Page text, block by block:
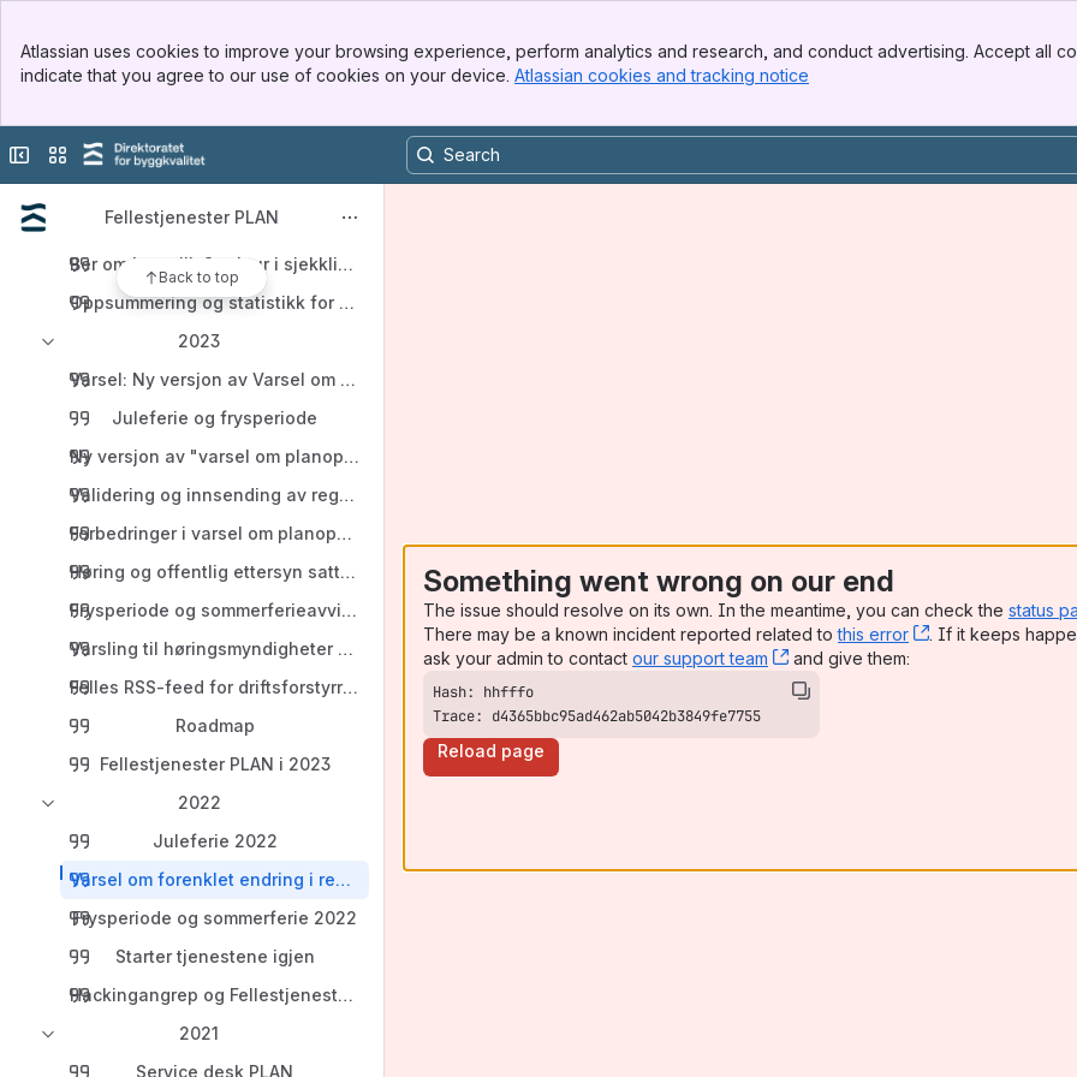
Top Bar
Sidebar
Atlassian uses cookies to improve your browsing experience, perform analytics and research, and conduct advertising. Accept all
indicate that you agree to our use of cookies on your device. Atlassian cookies and tracking notice
Collapse sidebar
Switch sites or apps
Fellestjenester PLAN
Back to top
2024
Løst: Varsel om oppstart av reguleringsplanarbeid, uten varselbrev og vedlegg
Åpner for innsending av sosi-filer
Versjon 2 av Varsel om oppstart av reguleringsplanarbeid er i drift
Ber om innspill: Struktur i sjekklistene
Oppsummering og statistikk for 2023
2023
Varsel: Ny versjon av Varsel om planoppstart i TEST
Juleferie og frysperiode
Ny versjon av "varsel om planoppstart" til Altinn 3
Validering og innsending av reguleringsplanforslag er satt i drift
Forbedringer i varsel om planoppstart prodsatt
Høring og offentlig ettersyn satt i drift
Frysperiode og sommerferieavvikling
Varsling til høringsmyndigheter er nå i drift
Felles RSS-feed for driftsforstyrrelser
Roadmap
Fellestjenester PLAN i 2023
2022
Juleferie 2022
Varsel om forenklet endring i reguleringsplan
Frysperiode og sommerferie 2022
Starter tjenestene igjen
Hackingangrep og Fellestjenester PLAN
2021
Service desk PLAN
Something went wrong on our end
The issue should resolve on its own. In the meantime, you can check the status
There may be a known incident reported related tothis error , (opens new
. If it keeps
ask your admin to contact our support team , (opens new window)
and give them:
Trace: d4365bbc95ad462ab5042b3849fe7755
Reload page